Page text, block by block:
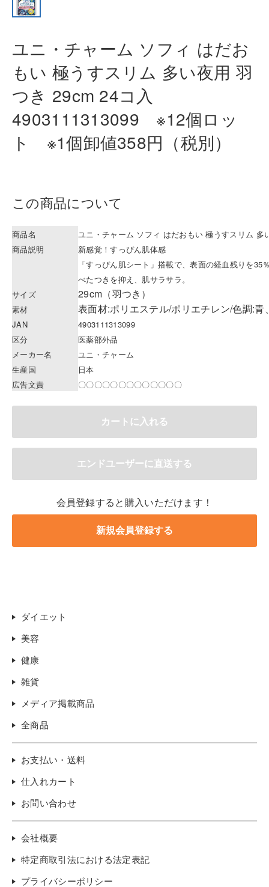
ユニ・チャーム ソフィ はだお
もい 極うすスリム 多い夜用 羽
つき 29cm 24コ入
4903111313099 ※12個ロッ
ト ※1個卸値358円（税別）
この商品について
商品名
ユニ・チャーム ソフィ はだおもい 極うすスリム 多
商品説明
新感覚！すっぴん肌体感
「すっぴん肌シート」搭載で、表面の経血残りを35
べたつきを抑え、肌サラサラ。
サイズ
29cm（羽つき）
素材 表面材:ポリエステル/ポリエチレン/色調:青
JAN
4903111313099
区分
医薬部外品
メーカー名
ユニ・チャーム
生産国
日本
広告文責
〇〇〇〇〇〇〇〇〇〇〇〇〇
会員登録すると購入いただけます！
ダイエット
美容
健康
雑貨
メディア掲載商品
全商品
お支払い・送料
仕入れカート
お問い合わせ
会社概要
特定商取引法における法定表記
プライバシーポリシー